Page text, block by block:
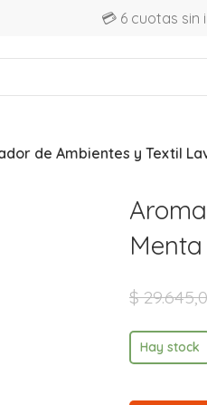
💳 6 cuotas sin
de Ambientes y Textil
Menta
$
Hay stock